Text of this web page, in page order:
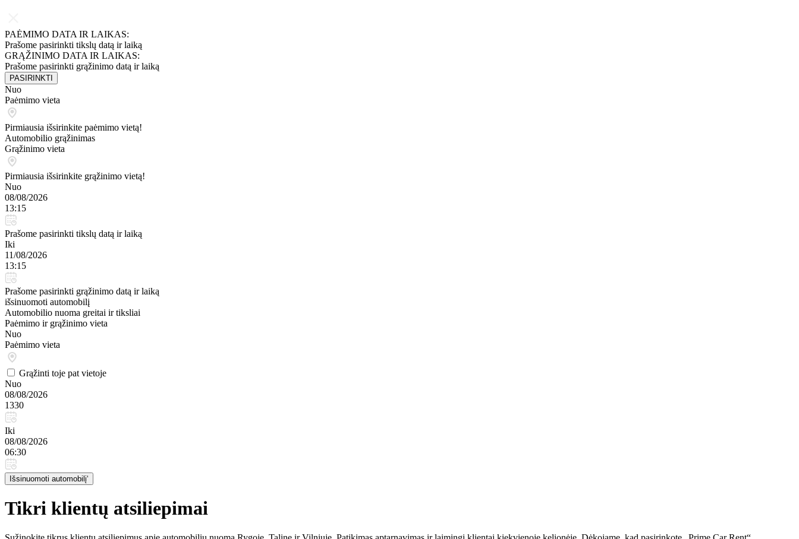
PAĖMIMO DATA IR LAIKAS:
Prašome pasirinkti tikslų datą ir laiką
GRĄŽINIMO DATA IR LAIKAS:
Prašome pasirinkti grąžinimo datą ir laiką
PASIRINKTI
Nuo
Paėmimo vieta
Pirmiausia išsirinkite paėmimo vietą!
Automobilio grąžinimas
Grąžinimo vieta
Pirmiausia išsirinkite grąžinimo vietą!
Nuo
08/08/2026
13:15
Prašome pasirinkti tikslų datą ir laiką
Iki
11/08/2026
13:15
Prašome pasirinkti grąžinimo datą ir laiką
išsinuomoti automobilį
Automobilio nuoma greitai ir tiksliai
Paėmimo ir grąžinimo vieta
Nuo
Paėmimo vieta
Grąžinti toje pat vietoje
Nuo
08/08/2026
1330
Iki
08/08/2026
06:30
Išsinuomoti automobilį‘
Tikri klientų atsiliepimai